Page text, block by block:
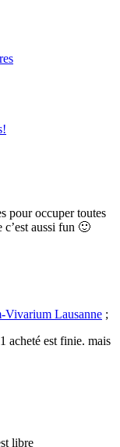
pour occuper toutes
c’est aussi fun 🙂
Vivarium Lausanne ;
acheté est finie. mais
libre